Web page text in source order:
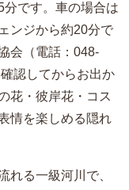
です。車の場合は
ンジから約20分で
会（電話：048-
認してからお出か
花・彼岸花・コス
情を楽しめる隠れ
れる一級河川で、